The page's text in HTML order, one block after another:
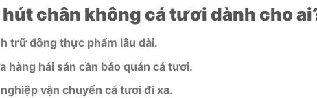
chân không cá tươi dành cho
trữ đông thực phẩm lâu dài.
hàng hải sản cần bảo quản cá tươi.
vận chuyển cá tươi đi xa.